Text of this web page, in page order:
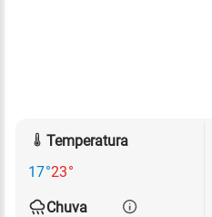
Temperatura
17°23°
Chuva